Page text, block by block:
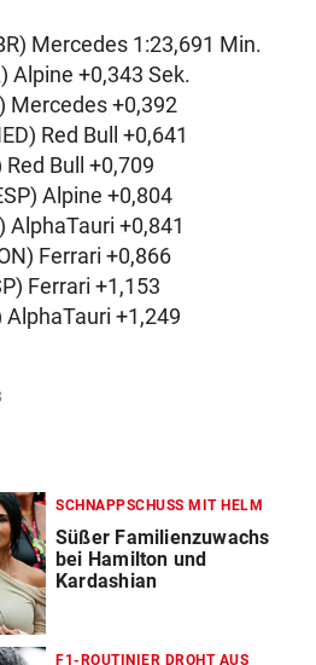
Mercedes 1:23,691 Min.
Alpine +0,343 Sek.
Mercedes +0,392
Red Bull +0,641
Bull +0,709
Alpine +0,804
AlphaTauri +0,841
Ferrari +0,866
Ferrari +1,153
AlphaTauri +1,249
SCHNAPPSCHUSS MIT HELM
Süßer Familienzuwachs
bei Hamilton und
Kardashian
F1-ROUTINIER DROHT AUS